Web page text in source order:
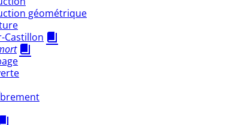
géométrique
Castillon